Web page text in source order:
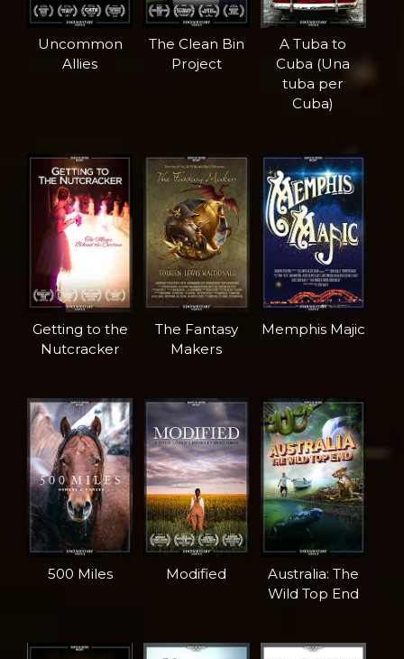
Uncommon
Allies
The Clean Bin
Project
A Tuba to
Cuba (Una
tuba per
Cuba)
Getting to the
Nutcracker
The Fantasy
Makers
Memphis Majic
500 Miles Modified
Australia: The
Wild Top End